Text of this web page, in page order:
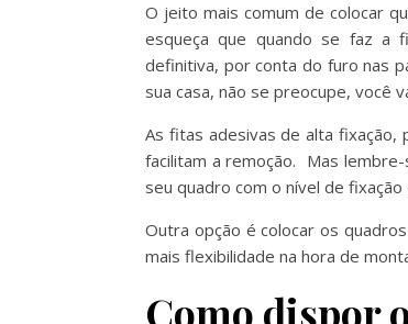
O jeito mais comum de colocar
esqueça que quando se faz a
definitiva, por conta do furo nas
sua casa, não se preocupe, você
As fitas adesivas de alta fixação,
facilitam a remoção. Mas
seu quadro com o nível de
Outra opção é colocar os
mais flexibilidade na hora de
Como dispor